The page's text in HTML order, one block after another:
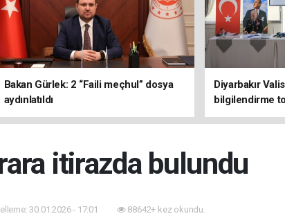
Bakan Gürlek: 2 “Faili meçhul” dosya
aydınlatıldı
Diyarbakır
bilgilendirme
itirazda bulundu
30.01.2026 - 17:01 88642+ kez okundu.